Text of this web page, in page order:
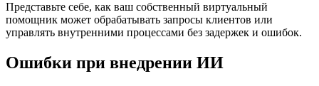
Представьте себе, как ваш собственный виртуальный
помощник может обрабатывать запросы клиентов или
управлять внутренними процессами без задержек и ошибок.
Ошибки при внедрении ИИ